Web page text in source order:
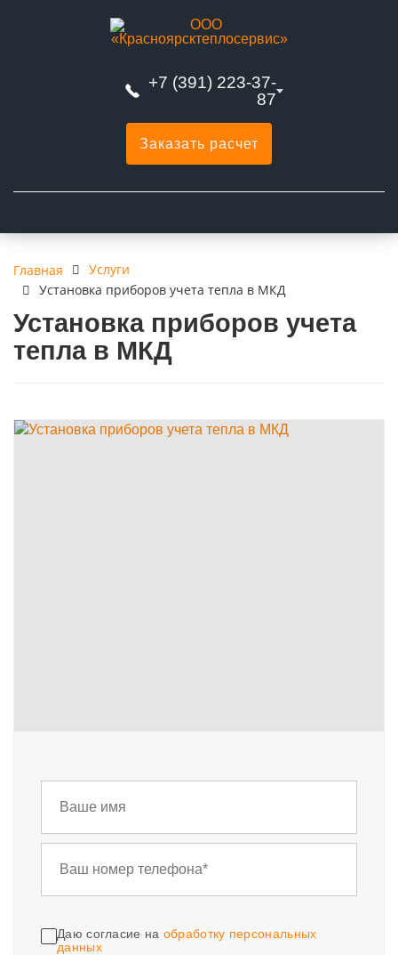
+7 (391) 223-37-
87
Заказать расчет
Главная
Услуги
Установка приборов учета тепла в МКД
Установка приборов учета
тепла в МКД
Даю согласие на обработку персональных
данных